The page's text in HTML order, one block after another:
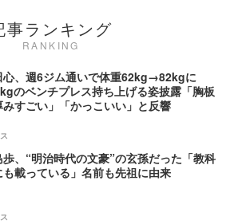
事ランキング
RANKING
心、週6ジム通いで体重62kg→82kgに
のベンチプレス持ち上げる姿披露「胸板
みすごい」「かっこいい」と反響
歩、“明治時代の文豪”の玄孫だった「教科
も載っている」名前も先祖に由来